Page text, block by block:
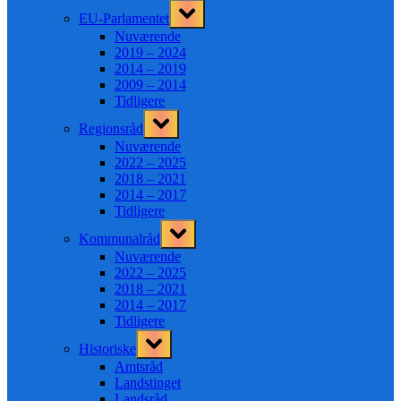
EU-Parlamentet
Toggle
sub-
menu
Nuværende
2019 – 2024
2014 – 2019
2009 – 2014
Tidligere
Regionsråd
Toggle
sub-
menu
Nuværende
2022 – 2025
2018 – 2021
2014 – 2017
Tidligere
Kommunalråd
Toggle
sub-
menu
Nuværende
2022 – 2025
2018 – 2021
2014 – 2017
Tidligere
Historiske
Toggle
sub-
menu
Amtsråd
Landstinget